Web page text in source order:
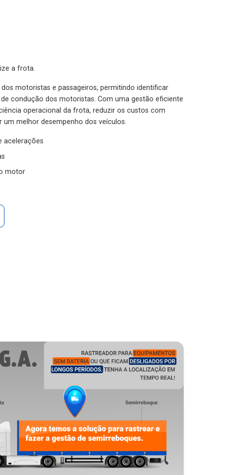
a frota.
motoristas e passageiros, permitindo identificar
condução dos motoristas. Com uma gestão eficiente
operacional da frota, reduzir os custos com
melhor desempenho dos veículos.
motor